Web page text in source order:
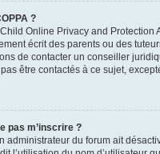
?
Online Privacy and
écrit des parents ou des
de contacter un conseiller
être contactés à ce sujet,
pas m’inscrire ?
administrateur du forum ait